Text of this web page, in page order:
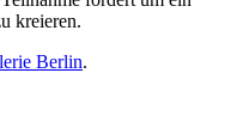
kreieren.
Berlin.